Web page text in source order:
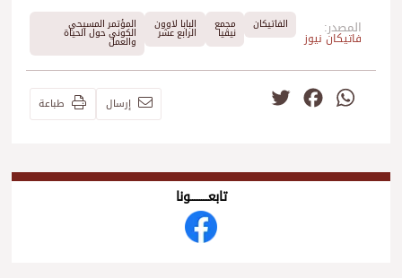
المصدر:
فاتيكان نيوز
الفاتيكان مجمع
نيقيا
البابا لاوون
الرابع عشر
المؤتمر المسيحي
الكوني حول الحياة
والعمل
WhatsApp
Facebook إرسال طباعة
تابعــــــــــونا